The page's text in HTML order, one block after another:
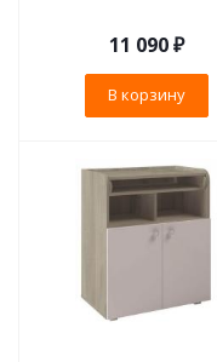
11 090₽
В корзину